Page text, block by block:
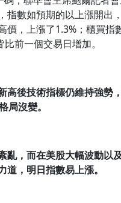
指數如預期的以上漲開出
價，上漲了1.3%；櫃買指
前一個交易日增加。
高後技術指標仍維持強勢
局沒變。
亂，而在美股大幅波動以
，明日指數易上漲。